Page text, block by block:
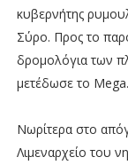
κυβερνήτης
Σύρο. Προς το
δρομολόγια των
μετέδωσε το Mega.
Νωρίτερα στο
Λιμεναρχείο του